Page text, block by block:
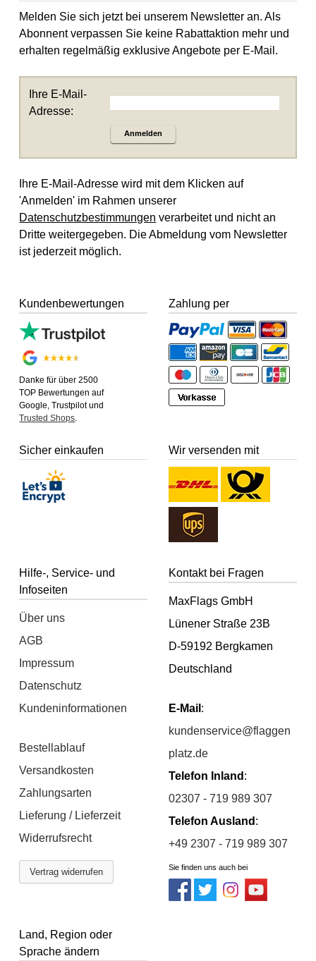
Melden Sie sich jetzt bei unserem Newsletter an. Als
Abonnent verpassen Sie keine Rabattaktion mehr und
erhalten regelmäßig exklusive Angebote per E-Mail.
Ihre E-Mail-
Adresse:
Anmelden
Ihre E-Mail-Adresse wird mit dem Klicken auf
'Anmelden' im Rahmen unserer
Datenschutzbestimmungen verarbeitet und nicht an
Dritte weitergegeben. Die Abmeldung vom Newsletter
ist jederzeit möglich.
Kundenbewertungen
Danke für über 2500
TOP Bewertungen auf
Google, Trustpilot und
Trusted Shops
Zahlung per
Sicher einkaufen Wir versenden mit
Hilfe-, Service- und
Infoseiten
Über uns
AGB
Impressum
Datenschutz
Kundeninformationen
Bestellablauf
Versandkosten
Zahlungsarten
Lieferung / Lieferzeit
Widerrufsrecht
Vertrag widerrufen
Kontakt bei Fragen
MaxFlags GmbH
Lünener Straße 23B
D-59192 Bergkamen
Deutschland
E-Mail :
kundenservice@flaggen
platz.de
Telefon Inland :
02307 - 719 989 307
Telefon Ausland :
+49 2307 - 719 989 307
Sie finden uns auch bei
Land, Region oder
Sprache ändern